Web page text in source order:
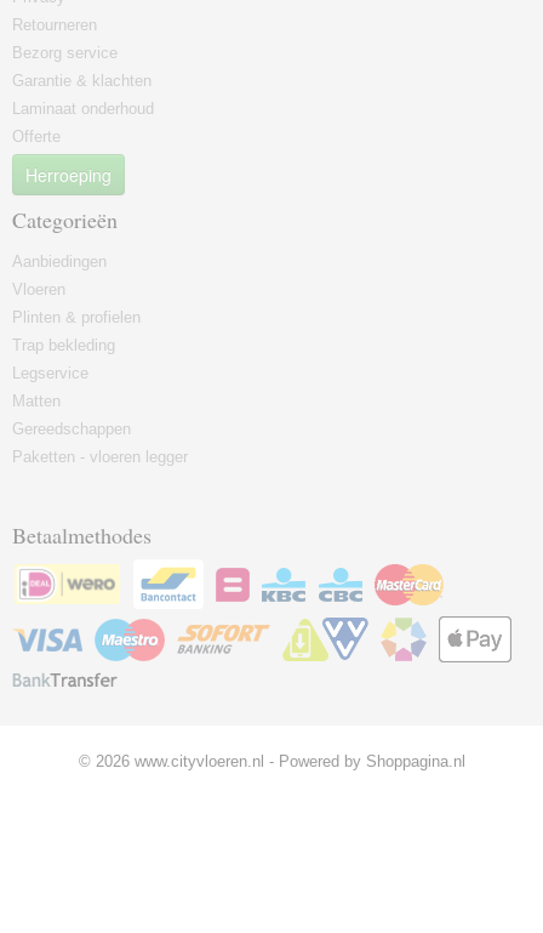
Retourneren
Bezorg service
Garantie & klachten
Laminaat onderhoud
Offerte
Herroeping
Categorieën
Aanbiedingen
Vloeren
Plinten & profielen
Trap bekleding
Legservice
Matten
Gereedschappen
Paketten - vloeren legger
Betaalmethodes
© 2026 www.cityvloeren.nl - Powered by Shoppagina.nl